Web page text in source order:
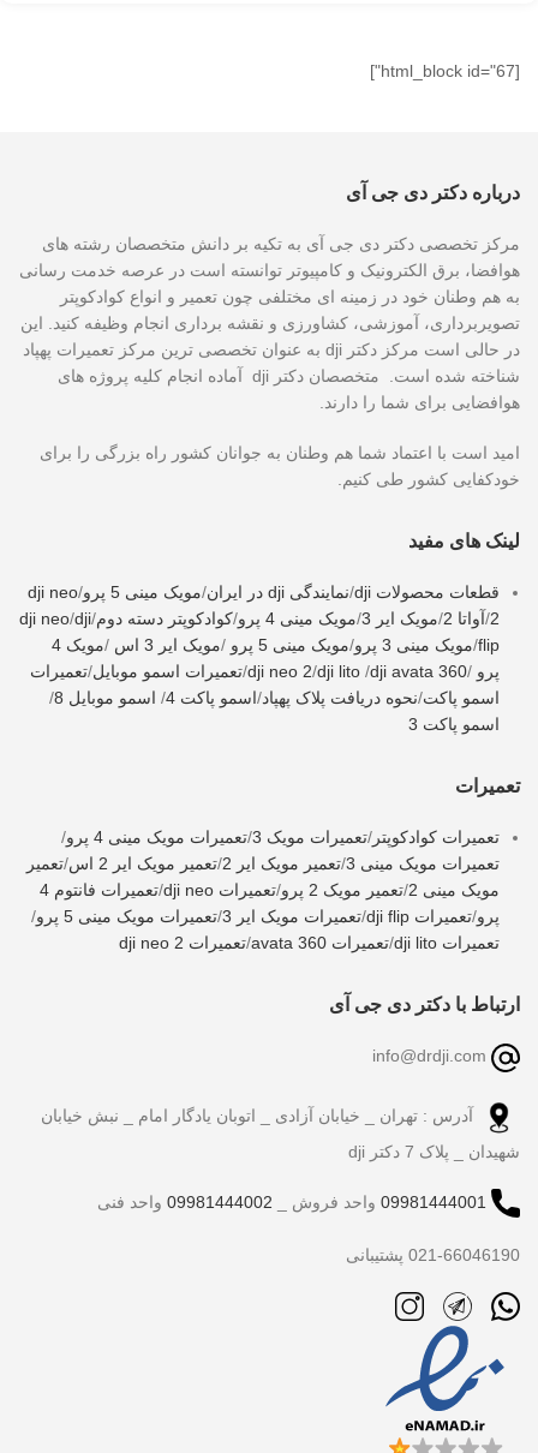
[html_block id="67"]
درباره دکتر دی جی آی
مرکز تخصصی دکتر دی جی آی به تکیه بر دانش متخصصان رشته های
هوافضا، برق الکترونیک و کامپیوتر توانسته است در عرصه خدمت رسانی
به هم وطنان خود در زمینه ای مختلفی چون تعمیر و انواع کوادکوپتر
تصویربرداری، آموزشی، کشاورزی و نقشه برداری انجام وظیفه کنید. این
در حالی است مرکز دکتر dji به عنوان تخصصی ترین مرکز تعمیرات پهپاد
شناخته شده است. متخصصان دکتر dji آماده انجام کلیه پروژه های
هوافضایی برای شما را دارند.
امید است با اعتماد شما هم وطنان به جوانان کشور راه بزرگی را برای
خودکفایی کشور طی کنیم.
لینک های مفید
قطعات محصولات dji /نمایندگی dji در ایران /مویک مینی 5 پرو /
dji neo
2
/آواتا 2 /مویک ایر 3 /مویک مینی 4 پرو /کوادکوپتر دسته دوم/
dji neo/dji
flip
/مویک مینی 3 پرو /مویک مینی 5 پرو /مویک ایر 3 اس /
مویک 4
پرو /
dji neo 2/dji lito /dji avata 360
/تعمیرات اسمو موبایل/تعمیرات
اسمو پاکت/نحوه دریافت پلاک پهپاد/اسمو پاکت 4 / اسمو موبایل 8
/
اسمو پاکت 3
تعمیرات
تعمیرات کوادکوپتر /تعمیرات مویک 3 /تعمیرات مویک مینی 4 پرو
/
تعمیرات مویک مینی 3
/تعمیر مویک ایر 2 /تعمیر مویک ایر 2 اس /تعمیر
مویک مینی 2
/تعمیر مویک 2 پرو /تعمیرات dji neo /
تعمیرات فانتوم 4
پرو/تعمیرات dji flip /تعمیرات مویک ایر 3 /تعمیرات مویک مینی 5 پرو
/
تعمیرات dji lito
/تعمیرات avata 360 /تعمیرات dji neo 2
ارتباط با دکتر دی جی آی
آدرس : تهران _ خیابان آزادی _ اتوبان یادگار امام _ نبش خیابان
شهیدان _ پلاک 7 دکتر dji
09981444001 واحد فروش _ 09981444002 واحد فنی
021-66046190 پشتیبانی